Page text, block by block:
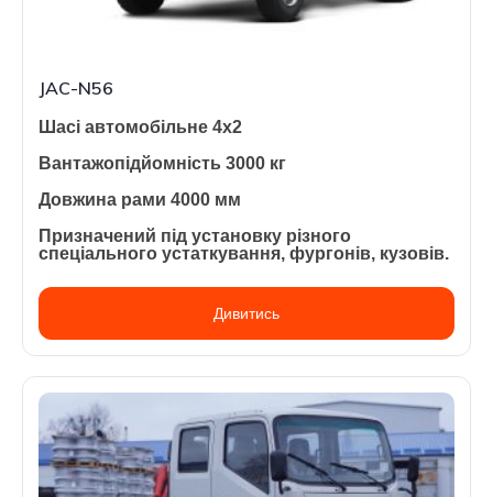
JAC-N56
Шасі автомобільне 4х2
Вантажопідйомність 3000 кг
Довжина рами 4000 мм
Призначений під установку різного
спеціального устаткування, фургонів, кузовів.
Дивитись